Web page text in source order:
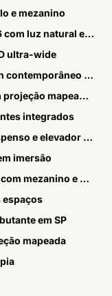
e mezanino
3. Bisutti Contemporâneo 8076 com luz natural e jardim
ultra-wide
5. Bisutti Casa Itaim com design contemporâneo e LED triplo
6. Bisutti Cardoso de Melo com projeção mapeada circundante
integrados
8. Bisutti Berrini com palco suspenso e elevador panorâmico
imersão
10. Bisutti Gomes de Carvalho com mezanino e LED triplo
espaços
em SP
mapeada